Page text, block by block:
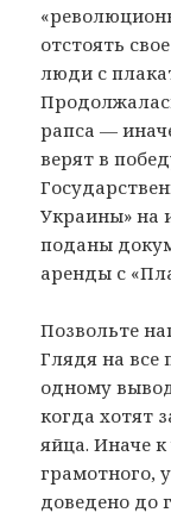
отстоять
люди с
рапса —
верят в
Украины» на
поданы
аренды с
Позвольте
Глядя на
одному
когда хотят
яйца. Иначе
грамотного,
доведено до